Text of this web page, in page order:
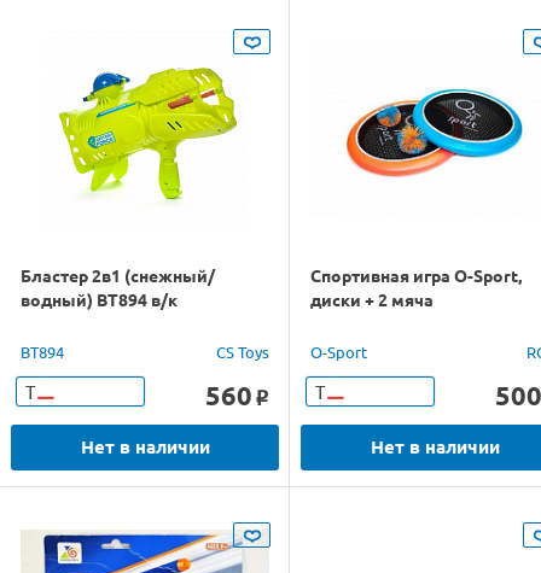
Бластер 2в1 (снежный/
водный) BT894 в/к
BT894 CS Toys
Т 560 o
Нет в наличии
Спортивная игра O-Sport,
диски + 2 мяча
O-Sport
Т 500
Нет в наличии